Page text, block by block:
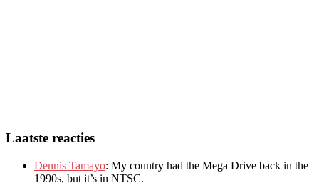
Laatste reacties
Dennis Tamayo: My country had the Mega Drive back in the
1990s, but it’s in NTSC.